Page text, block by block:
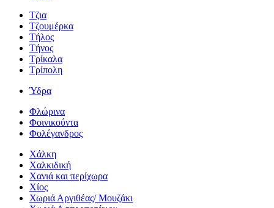
Τζια
Τζουμέρκα
Τήλος
Τήνος
Τρίκαλα
Τρίπολη
Ύδρα
Φλώρινα
Φοινικούντα
Φολέγανδρος
Χάλκη
Χαλκιδική
Χανιά και περίχωρα
Χίος
Χωριά Αργιθέας/ Μουζάκι